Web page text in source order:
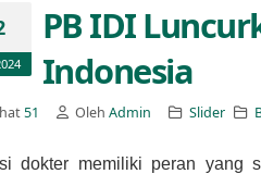
PB IDI
Indonesia
51 Oleh Admin Slider
dokter memiliki peran yang